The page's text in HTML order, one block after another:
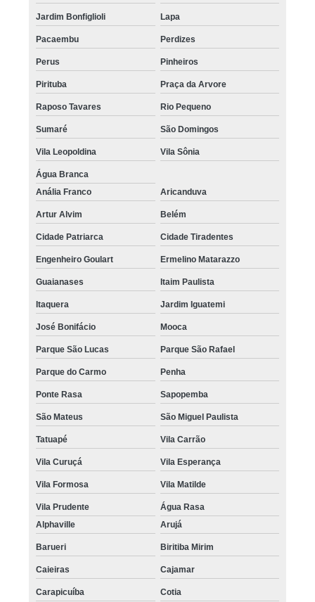
Jardim Bonfiglioli Lapa
Pacaembu Perdizes
Perus Pinheiros
Pirituba Praça da Arvore
Raposo Tavares Rio Pequeno
Sumaré São Domingos
Vila Leopoldina Vila Sônia
Água Branca
Anália Franco
Aricanduva
Artur Alvim Belém
Cidade Patriarca Cidade Tiradentes
Engenheiro Goulart Ermelino Matarazzo
Guaianases Itaim Paulista
Itaquera Jardim Iguatemi
José Bonifácio Mooca
Parque São Lucas Parque São Rafael
Parque do Carmo Penha
Ponte Rasa Sapopemba
São Mateus São Miguel Paulista
Tatuapé Vila Carrão
Vila Curuçá Vila Esperança
Vila Formosa Vila Matilde
Vila Prudente
Água Rasa
Alphaville
Arujá
Barueri Biritiba Mirim
Caieiras Cajamar
Carapicuíba Cotia